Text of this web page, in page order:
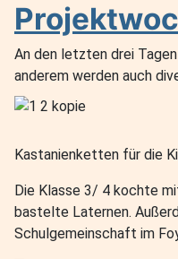
An den letzten drei
anderem werden auch
Kastanienketten für die
Die Klasse 3/ 4 kochte
bastelte Laternen.
Schulgemeinschaft im